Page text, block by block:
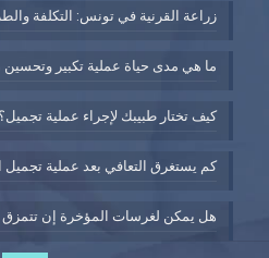
زراعة القرنية في تونس: التكلفة
ما هي مدى حياة عملية تكبير
كيف تختار طبيبك لإجراء عملية تجميل؟
كم يستغرق التعافي بعد عملية تجميل
هل يمكن لغرسات المؤخرة إن تتمزق